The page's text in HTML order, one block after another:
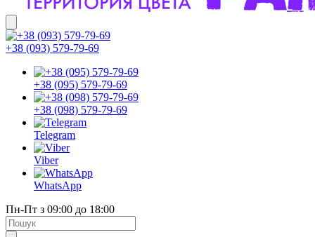
+38 (093) 579-79-69
+38 (095) 579-79-69
+38 (098) 579-79-69
Telegram
Viber
WhatsApp
Пн-Пт з 09:00 до 18:00